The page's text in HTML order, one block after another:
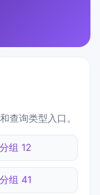
查询类型入口。
组 12
组 41